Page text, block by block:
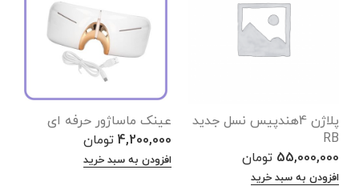
پلاژن 4هندپیس نسل جدید
RB
55,000,000 تومان
افزودن به سبد خرید
عینک ماساژور حرفه ای
4,200,000 تومان
افزودن به سبد خرید